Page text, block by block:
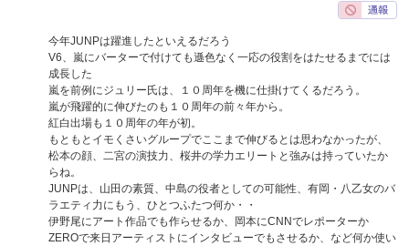
今年JUNPは躍進したといえるだろう
V6、嵐にバーターで付けても遜色なく一応の役割をはたせるまでには
成長した
嵐を前例にジュリー氏は、１０周年を機に仕掛けてくるだろう。
嵐が飛躍的に伸びたのも１０周年の前々年から。
紅白出場も１０周年の年が初。
もともとイモくさいグループでここまで伸びるとは思わなかったが、
松本の顔、二宮の演技力、桜井の学力エリートと強みは持っていたか
らね。
JUNPは、山田の素質、中島の役者としての可能性、有岡・八乙女のバ
ラエティ力にもう、ひとつふたつ何か・・
伊野尾にアート作品でも作らせるか、岡本にCNNでレポーターか
ZEROで来日アーティストにインタビューでもさせるか、など何か使い